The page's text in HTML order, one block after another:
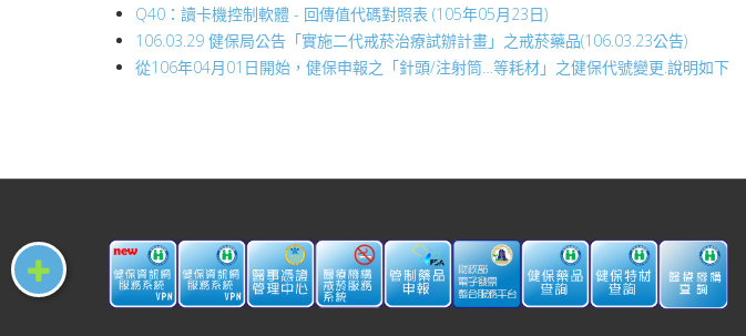
Q40：讀卡機控制軟體 - 回傳值代碼對照表 (105年05月23日)
106.03.29 健保局公告「實施二代戒菸治療試辦計畫」之戒菸藥品(106.03.23公告)
從106年04月01日開始，健保申報之「針頭/注射筒…等耗材」之健保代號變更.說明如下